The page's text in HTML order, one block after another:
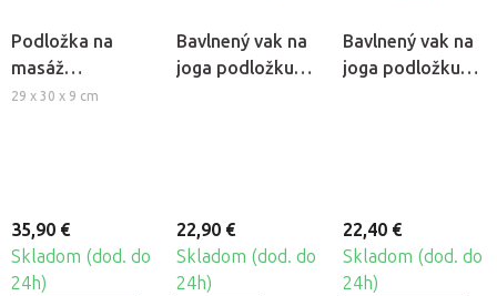
Podložka na
masáž
spúšťacích
29 x 30 x 9 cm
35,90 €
Skladom (dod. do
24h)
Bavlnený vak na
joga podložku
22,90 €
Skladom (dod. do
24h)
Bavlnený vak na
joga podložku
22,40 €
Skladom (dod. do
24h)